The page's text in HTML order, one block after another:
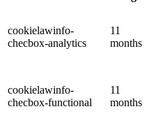
cookielawinfo-
checbox-analytics
11
months
cookielawinfo-
checbox-functional
11
months